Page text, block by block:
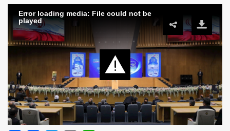
Error loading media: File could not be
played